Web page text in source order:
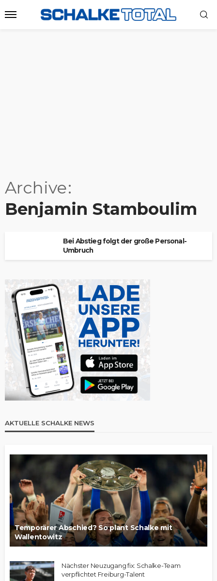
Archive
Benjamin Stamboulim
Bei Abstieg folgt der große Personal-
Umbruch
AKTUELLE SCHALKE NEWS
Temporärer Abschied? So plant Schalke mit
Wallentowitz
Nächster Neuzugang fix: Schalke-Team
verpflichtet Freiburg-Talent